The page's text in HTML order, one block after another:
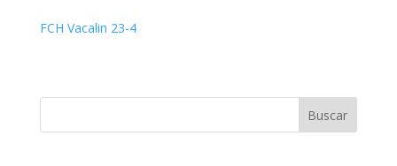
FCH Vacalin 23-4